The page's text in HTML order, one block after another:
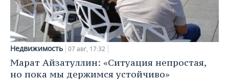
Недвижимость 07 авг, 17:32
Марат Айзатуллин: «Ситуация непростая,
но пока мы держимся устойчиво»